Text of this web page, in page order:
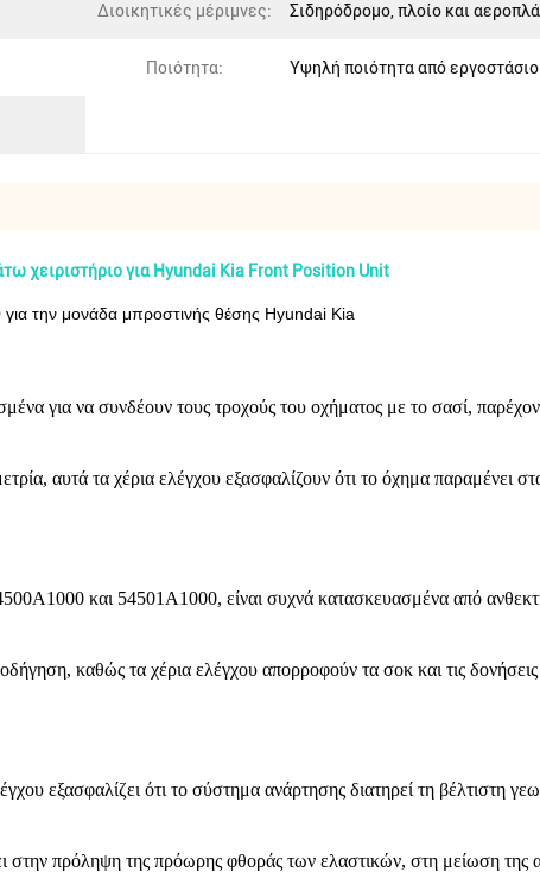
Διοικητικές μέριμνες: Σιδηρόδρομο, πλοίο και
Ποιότητα: Υψηλή ποιότητα από εργοστάσιο
χειριστήριο για Hyundai Kia Front Position Unit
την μονάδα μπροστινής θέσης Hyundai Kia
για να συνδέουν τους τροχούς του οχήματος με το σασί,
αυτά τα χέρια ελέγχου εξασφαλίζουν ότι το όχημα παραμένει
και 54501A1000, είναι συχνά κατασκευασμένα από
καθώς τα χέρια ελέγχου απορροφούν τα σοκ και τις
εξασφαλίζει ότι το σύστημα ανάρτησης διατηρεί τη βέλτιστη
στην πρόληψη της πρόωρης φθοράς των ελαστικών, στη μείωση της